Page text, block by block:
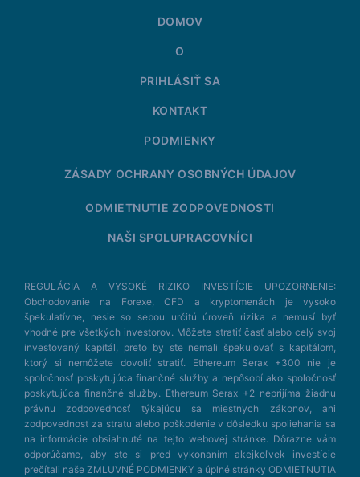
DOMOV
O
PRIHLÁSIŤ SA
KONTAKT
PODMIENKY
ZÁSADY OCHRANY OSOBNÝCH ÚDAJOV
ODMIETNUTIE ZODPOVEDNOSTI
NAŠI SPOLUPRACOVNÍCI
REGULÁCIA A VYSOKÉ RIZIKO INVESTÍCIE UPOZORNENIE:
Obchodovanie na Forexe, CFD a kryptomenách je vysoko
špekulatívne, nesie so sebou určitú úroveň rizika a nemusí byť
vhodné pre všetkých investorov. Môžete stratiť časť alebo celý svoj
investovaný kapitál, preto by ste nemali špekulovať s kapitálom,
ktorý si nemôžete dovoliť stratiť. Ethereum Serax +300 nie je
spoločnosť poskytujúca finančné služby a nepôsobí ako spoločnosť
poskytujúca finančné služby. Ethereum Serax +2 neprijíma žiadnu
právnu zodpovednosť týkajúcu sa miestnych zákonov, ani
zodpovednosť za stratu alebo poškodenie v dôsledku spoliehania sa
na informácie obsiahnuté na tejto webovej stránke. Dôrazne vám
odporúčame, aby ste si pred vykonaním akejkoľvek investície
prečítali naše ZMLUVNÉ PODMIENKY a úplné stránky ODMIETNUTIA